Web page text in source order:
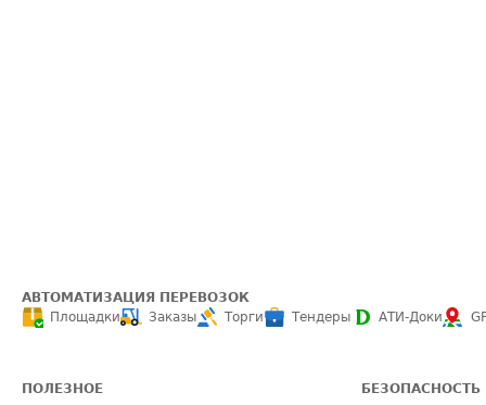
АВТОМАТИЗАЦИЯ ПЕРЕВОЗОК
Площадки
Заказы Торги Тендеры АТИ-Доки
ПОЛЕЗНОЕ БЕЗОПАСНОСТЬ